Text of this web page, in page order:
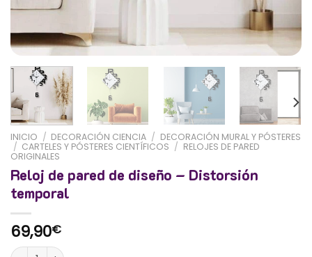
INICIO / DECORACIÓN CIENCIA / DECORACIÓN MURAL Y PÓSTERES
/ CARTELES Y PÓSTERES CIENTÍFICOS / RELOJES DE PARED
ORIGINALES
Reloj de pared de diseño – Distorsión
temporal
69,90€
Reloj de pared de diseño - Distorsión temporal cantidad